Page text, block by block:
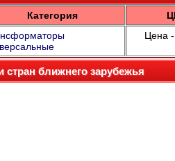
Категория
Цена -
ближнего зарубежья